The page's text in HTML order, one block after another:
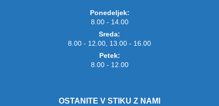
Ponedeljek:
8.00 - 14.00
Sreda:
8.00 - 12.00, 13.00 - 16.00
Petek:
8.00 - 12.00
OSTANITE V STIKU Z NAMI